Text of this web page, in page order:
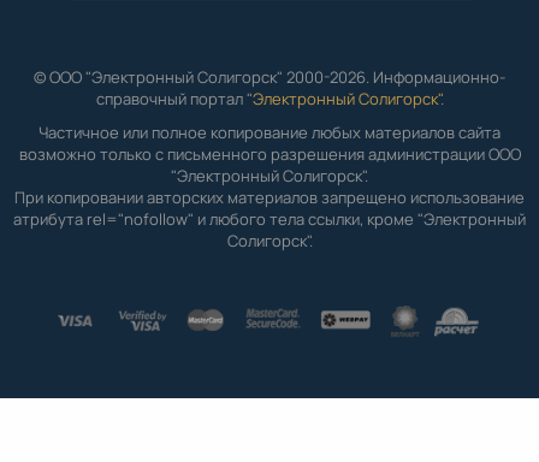
© ООО "Электронный Солигорск" 2000-2026. Информационно-
справочный портал "Электронный Солигорск".
Частичное или полное копирование любых материалов сайта
возможно только с письменного разрешения администрации ООО
"Электронный Солигорск".
При копировании авторских материалов запрещено использование
атрибута rel="nofollow" и любого тела ссылки, кроме "Электронный
Солигорск".